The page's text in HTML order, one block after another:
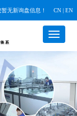
暂无新询盘信息！ CN | EN